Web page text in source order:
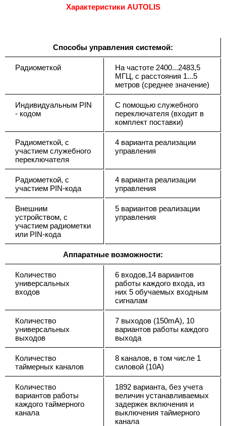
Характеристики AUTOLIS
Способы управления системой:
Радиометкой
На частоте 2400...2483,5
МГЦ, с расстояния 1...5
метров (среднее значение)
Индивидуальным PIN
- кодом
С помощью служебного
переключателя (входит в
комплект поставки)
Радиометкой, с
участием служебного
переключателя
4 варианта реализации
управления
Радиометкой, с
участием PIN-кода
4 варианта реализации
управления
Внешним
устройством, с
участием радиометки
или PIN-кода
5 вариантов реализации
управления
Аппаратные возможности:
Количество
универсальных
входов
6 входов,14 вариантов
работы каждого входа, из
них 5 обучаемых входным
сигналам
Количество
универсальных
выходов
7 выходов (150mA), 10
вариантов работы каждого
выхода
Количество
таймерных каналов
8 каналов, в том числе 1
силовой (10А)
Количество
вариантов работы
каждого таймерного
канала
1892 варианта, без учета
величин устанавливаемых
задержек включения и
выключения таймерного
канала